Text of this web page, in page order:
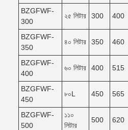
BZGFWF-
300
২৫ লিটার 300 400
BZGFWF-
350
৪০ লিটার 350 460
BZGFWF-
400
৬০ লিটার 400 515
BZGFWF-
450
৮০L 450 565
BZGFWF-
500
১১০
লিটার
500 620